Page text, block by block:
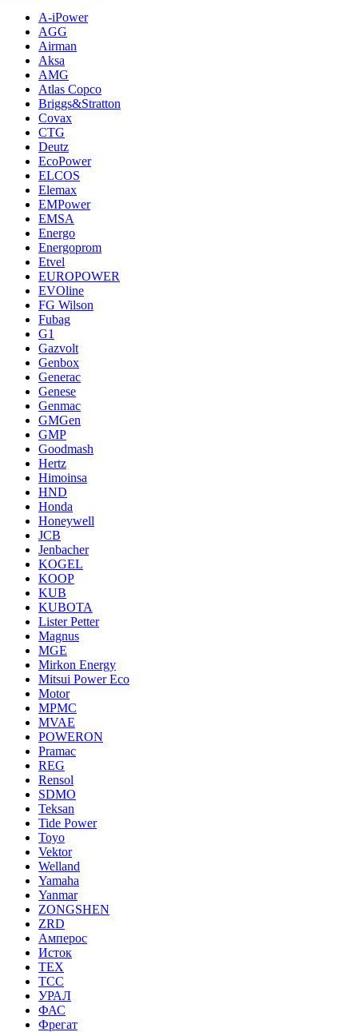
A-iPower
AGG
Airman
Aksa
AMG
Atlas Copco
Briggs&Stratton
Covax
CTG
Deutz
EcoPower
ELCOS
Elemax
EMPower
EMSA
Energo
Energoprom
Etvel
EUROPOWER
EVOline
FG Wilson
Fubag
G1
Gazvolt
Genbox
Generac
Genese
Genmac
GMGen
GMP
Goodmash
Hertz
Himoinsa
HND
Honda
Honeywell
JCB
Jenbacher
KOGEL
KOOP
KUB
KUBOTA
Lister Petter
Magnus
MGE
Mirkon Energy
Mitsui Power Eco
Motor
MPMC
MVAE
POWERON
Pramac
REG
Rensol
SDMO
Teksan
Tide Power
Toyo
Vektor
Welland
Yamaha
Yanmar
ZONGSHEN
ZRD
Амперос
Исток
ТЕХ
ТСС
УРАЛ
ФАС
Фрегат